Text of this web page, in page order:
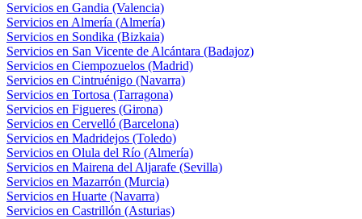
Servicios en Gandia (Valencia)
Servicios en Almería (Almería)
Servicios en Sondika (Bizkaia)
Servicios en San Vicente de Alcántara (Badajoz)
Servicios en Ciempozuelos (Madrid)
Servicios en Cintruénigo (Navarra)
Servicios en Tortosa (Tarragona)
Servicios en Figueres (Girona)
Servicios en Cervelló (Barcelona)
Servicios en Madridejos (Toledo)
Servicios en Olula del Río (Almería)
Servicios en Mairena del Aljarafe (Sevilla)
Servicios en Mazarrón (Murcia)
Servicios en Huarte (Navarra)
Servicios en Castrillón (Asturias)